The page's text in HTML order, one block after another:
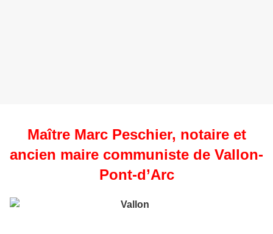
Maître Marc Peschier, notaire et
ancien maire communiste de Vallon-
Pont-d’Arc